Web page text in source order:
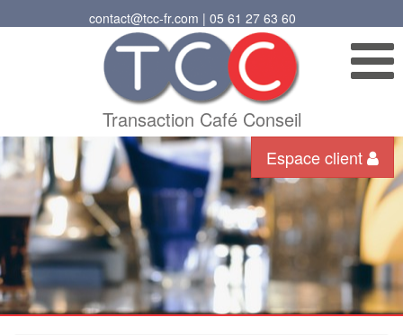
contact@tcc-fr.com | 05 61 27 63 60
Transaction Café Conseil
Espace client